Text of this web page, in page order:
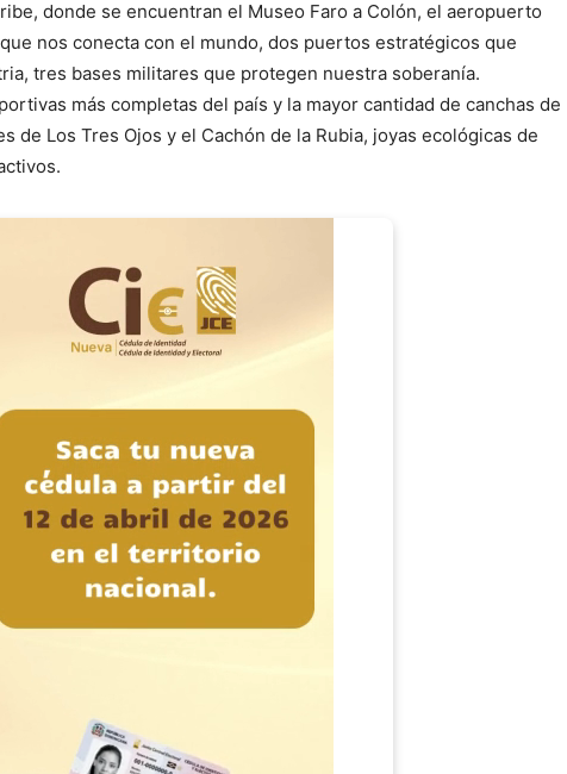
donde se encuentran el Museo Faro a Colón, el aeropuerto
que nos conecta con el mundo, dos puertos estratégicos que
tres bases militares que protegen nuestra soberanía.
más completas del país y la mayor cantidad de canchas de
de Los Tres Ojos y el Cachón de la Rubia, joyas ecológicas de